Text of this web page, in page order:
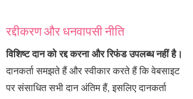
रद्दीकरण और धनवापसी नीति
विशिष्ट दान को रद्द करना और रिफंड उपलब्ध नहीं है।
दानकर्ता समझते हैं और स्वीकार करते हैं कि वेबसाइट
पर संसाधित सभी दान अंतिम हैं, इसलिए दानकर्ता